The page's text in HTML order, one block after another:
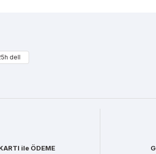
kalitesiz, bozuk veya görüntülenemiyor.
dell
ile ÖDEME